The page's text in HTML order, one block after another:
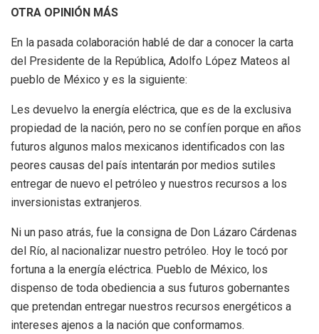
OTRA OPINIÓN MÁS
En la pasada colaboración hablé de dar a conocer la carta
del Presidente de la República, Adolfo López Mateos al
pueblo de México y es la siguiente:
Les devuelvo la energía eléctrica, que es de la exclusiva
propiedad de la nación, pero no se confíen porque en años
futuros algunos malos mexicanos identificados con las
peores causas del país intentarán por medios sutiles
entregar de nuevo el petróleo y nuestros recursos a los
inversionistas extranjeros.
Ni un paso atrás, fue la consigna de Don Lázaro Cárdenas
del Río, al nacionalizar nuestro petróleo. Hoy le tocó por
fortuna a la energía eléctrica. Pueblo de México, los
dispenso de toda obediencia a sus futuros gobernantes
que pretendan entregar nuestros recursos energéticos a
intereses ajenos a la nación que conformamos.